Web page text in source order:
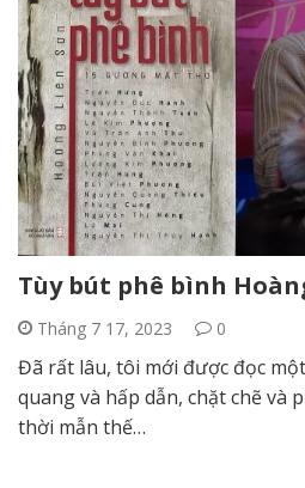
Tùy bút phê bình
Tháng 7 17, 2023 0
Đã rất lâu, tôi mới được đọc
quang và hấp dẫn, chặt chẽ và
thời mẫn thế…